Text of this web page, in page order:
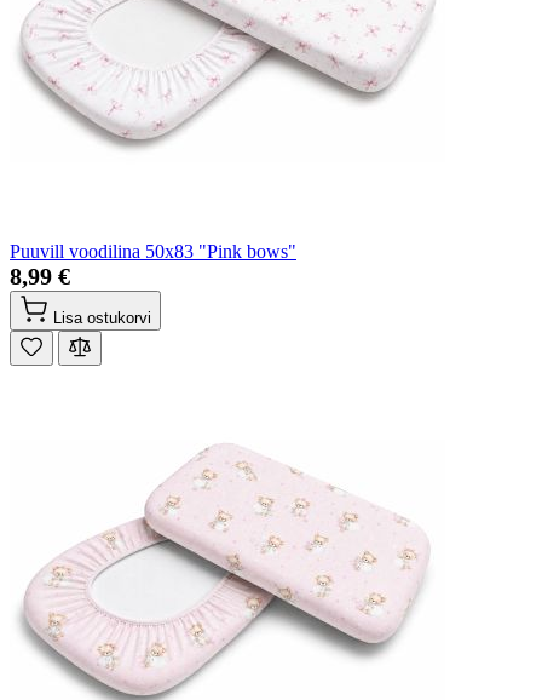
Puuvill voodilina 50x83 "Pink bows"
8,99 €
Lisa ostukorvi